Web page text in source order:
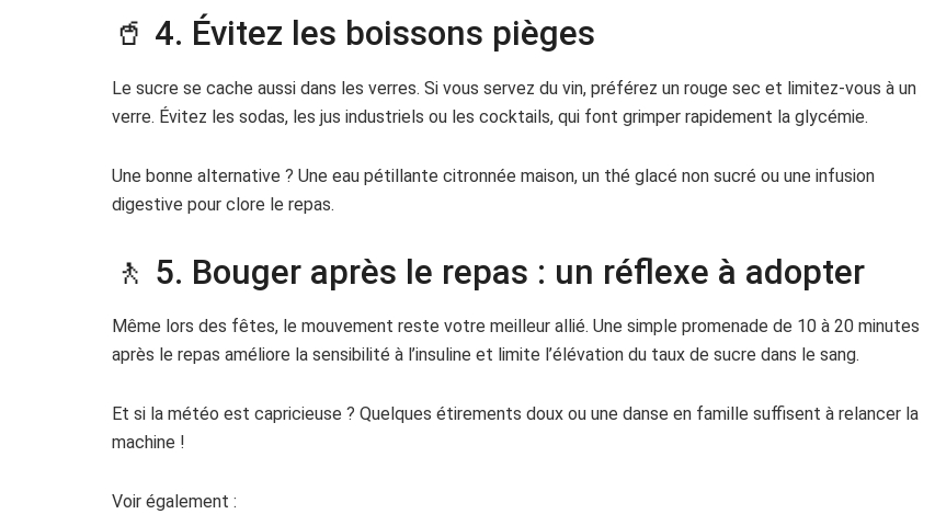
🥤 4. Évitez les boissons pièges
Le sucre se cache aussi dans les verres. Si vous servez du vin, préférez un rouge sec et limitez-vous à un
verre. Évitez les sodas, les jus industriels ou les cocktails, qui font grimper rapidement la glycémie.
Une bonne alternative ? Une eau pétillante citronnée maison, un thé glacé non sucré ou une infusion
digestive pour clore le repas.
🚶 5. Bouger après le repas : un réflexe à adopter
Même lors des fêtes, le mouvement reste votre meilleur allié. Une simple promenade de 10 à 20 minutes
après le repas améliore la sensibilité à l’insuline et limite l’élévation du taux de sucre dans le sang.
Et si la météo est capricieuse ? Quelques étirements doux ou une danse en famille suffisent à relancer la
machine !
Voir également :